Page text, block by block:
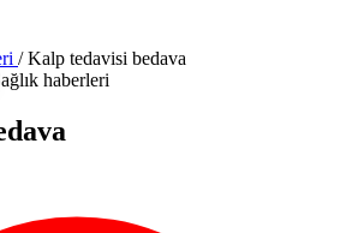
/ Kalp tedavisi bedava
haberleri